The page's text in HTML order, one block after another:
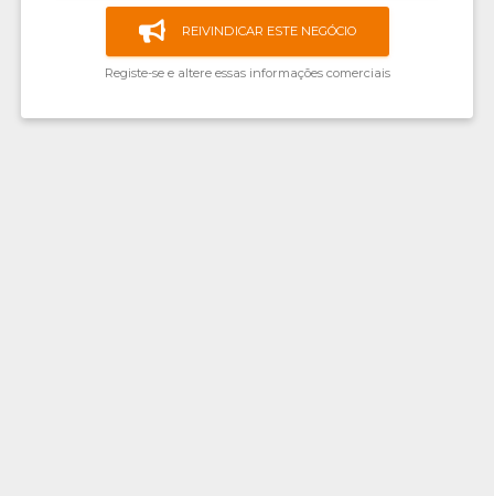
REIVINDICAR ESTE NEGÓCIO
Registe-se e altere essas informações comerciais